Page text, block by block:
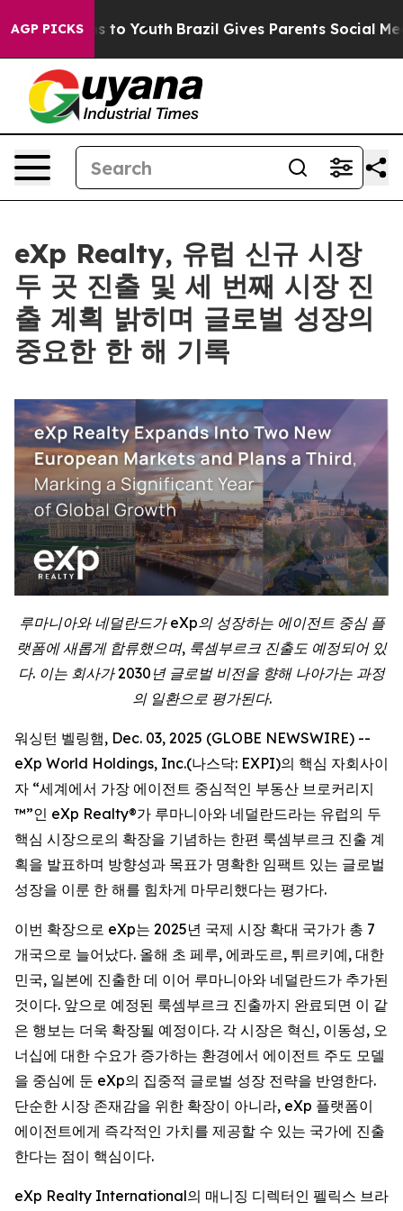
AGP PICKS
Harms to Youth Brazil Gives Parents Social Media
eXp Realty, 유럽 신규 시장
두 곳 진출 및 세 번째 시장 진
출 계획 밝히며 글로벌 성장의
중요한 한 해 기록
루마니아와 네덜란드가 eXp의 성장하는 에이전트 중심 플
랫폼에 새롭게 합류했으며, 룩셈부르크 진출도 예정되어 있
다. 이는 회사가 2030년 글로벌 비전을 향해 나아가는 과정
의 일환으로 평가된다.
워싱턴 벨링햄, Dec. 03, 2025 (GLOBE NEWSWIRE) --
eXp World Holdings, Inc.(나스닥: EXPI)의 핵심 자회사이
자 “세계에서 가장 에이전트 중심적인 부동산 브로커리지
™”인 eXp Realty®가 루마니아와 네덜란드라는 유럽의 두
핵심 시장으로의 확장을 기념하는 한편 룩셈부르크 진출 계
획을 발표하며 방향성과 목표가 명확한 임팩트 있는 글로벌
성장을 이룬 한 해를 힘차게 마무리했다는 평가다.
이번 확장으로 eXp는 2025년 국제 시장 확대 국가가 총 7
개국으로 늘어났다. 올해 초 페루, 에콰도르, 튀르키예, 대한
민국, 일본에 진출한 데 이어 루마니아와 네덜란드가 추가된
것이다. 앞으로 예정된 룩셈부르크 진출까지 완료되면 이 같
은 행보는 더욱 확장될 예정이다. 각 시장은 혁신, 이동성, 오
너십에 대한 수요가 증가하는 환경에서 에이전트 주도 모델
을 중심에 둔 eXp의 집중적 글로벌 성장 전략을 반영한다.
단순한 시장 존재감을 위한 확장이 아니라, eXp 플랫폼이
에이전트에게 즉각적인 가치를 제공할 수 있는 국가에 진출
한다는 점이 핵심이다.
eXp Realty International의 매니징 디렉터인 펠릭스 브라